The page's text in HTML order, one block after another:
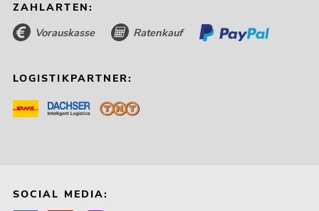
ZAHLARTEN:
Vorauskasse Ratenkauf
LOGISTIKPARTNER:
SOCIAL MEDIA: